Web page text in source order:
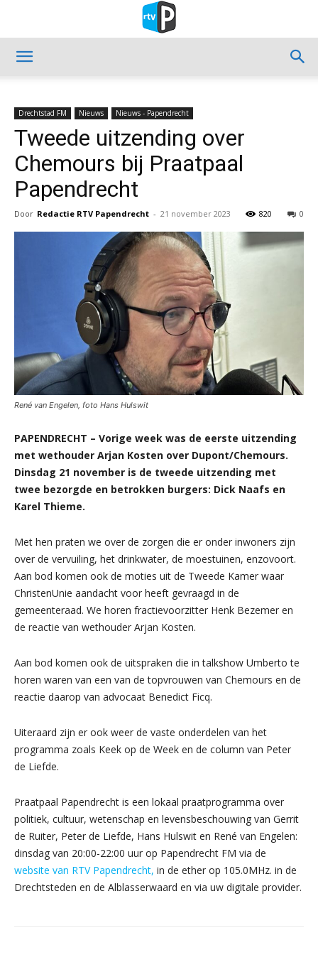
Drechtstad FM Nieuws Nieuws - Papendrecht
Tweede uitzending over
Chemours bij Praatpaal
Papendrecht
Door Redactie RTV Papendrecht - 21 november 2023 0
820
René van Engelen, foto Hans Hulswit
PAPENDRECHT – Vorige week was de eerste uitzending
met wethouder Arjan Kosten over Dupont/Chemours.
Dinsdag 21 november is de tweede uitzending met
twee bezorgde en betrokken burgers: Dick Naafs en
Karel Thieme.
Met hen praten we over de zorgen die er onder inwoners zijn
over de vervuiling, het drinkwater, de moestuinen, enzovoort.
Aan bod komen ook de moties uit de Tweede Kamer waar
ChristenUnie aandacht voor heeft gevraagd in de
gemeenteraad. We horen fractievoorzitter Henk Bezemer en
de reactie van wethouder Arjan Kosten.
Aan bod komen ook de uitspraken die in talkshow Umberto te
horen waren van een van de topvrouwen van Chemours en de
reactie daarop van advocaat Benedict Ficq.
Uiteraard zijn er ook weer de vaste onderdelen van het
programma zoals Keek op de Week en de column van Peter
de Liefde.
Praatpaal Papendrecht is een lokaal praatprogramma over
politiek, cultuur, wetenschap en levensbeschouwing van Gerrit
de Ruiter, Peter de Liefde, Hans Hulswit en René van Engelen:
dinsdag van 20:00-22:00 uur op Papendrecht FM via de
website van RTV Papendrecht, in de ether op 105.0MHz. in de
Drechtsteden en de Alblasserwaard en via uw digitale provider.